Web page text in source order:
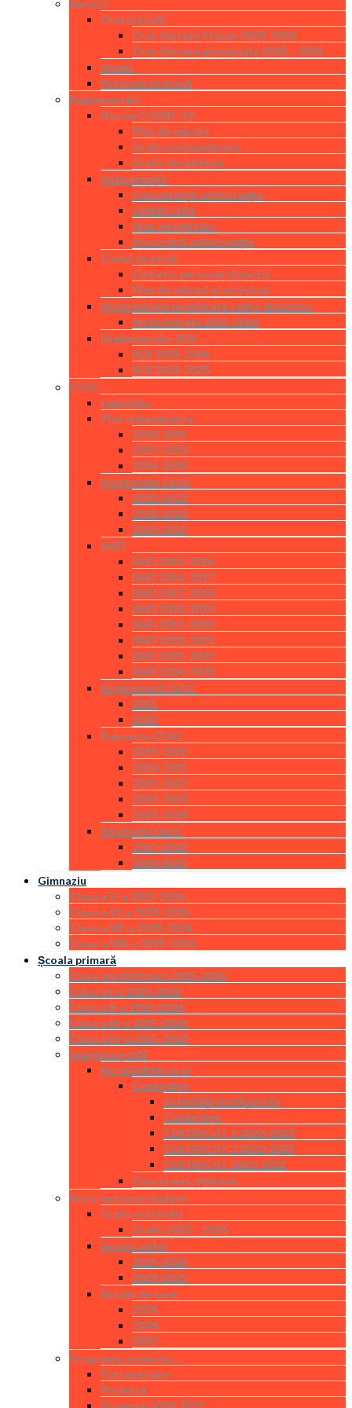
Servicii
Orarul școlii
Orar Unitate Primar 2025-2026
Orar Unitate gimnaziala 2025 – 2026
Meniu
Program de masă
Reglementări
Norme COVID-19
Plan de măsuri
Grafic sosire/plecare
Grafic dezinfecție
Anticorupție
Consultanță anticorupție
OMEN 5144
Plan integritate
Procedură anticorupție
Codul de etică
Cod etic personal didactic
Plan de măsuri și activitați
Metodologie mobilitate cadre didactice
Metodologie 2025-2026
Reglementări-ROI
ROI 2025-2026
ROI 2024-2025
CEAC
Legislație
Plan imbunătățire
2020-2021
2022-2023
2024-2025
Portfofoliu CEAC
2021-2022
2022-2023
2024-2025
RAEI
RAEI 2015-2016
RAEI 2016-2017
RAEI 2017-2018
RAEI 2018-2019
RAEI 2019-2020
RAEI 2020-2021
RAEI 2021-2022
RAEI 2024-2025
Regulament CEAC
2015
2022
Rapoarte CEAC
2019-2020
2020-2021
2021-2022
2022-2023
2023-2024
Strategie CEAC
2017-2022
2020-2025
Gimnaziu
Clasa a V-a 2025-2026
Clasa a VI-a 2025-2026
Clasa a VII-a 2025-2026
Clasa a VIII-a 2025-2026
Școala primară
Clasa pregătitoare 2025-2026
Clasa a I-a 2025-2026
Clasa a II-a 2025-2026
Clasa a III-a 2025-2026
Clasa a IV-a 2025-2026
Imaginea școlii
Ne mândrim cu ei
Cambridge
Activități desfășurate
Cambridge
CERTIFICAT 1 2022-2023
CERTIFICAT 2 2022-2023
CERTIFICAT 2021-2022
Concursuri, diplome
Activ. extracurriculare
Grafic activități
Grafic 2025 – 2026
Școala altfel
2025-2026
2024-2025
Școala de vară
2025
2024
2022
Programe, proiecte…
Parteneriate
Proiecte
Proiecte 2020-2025